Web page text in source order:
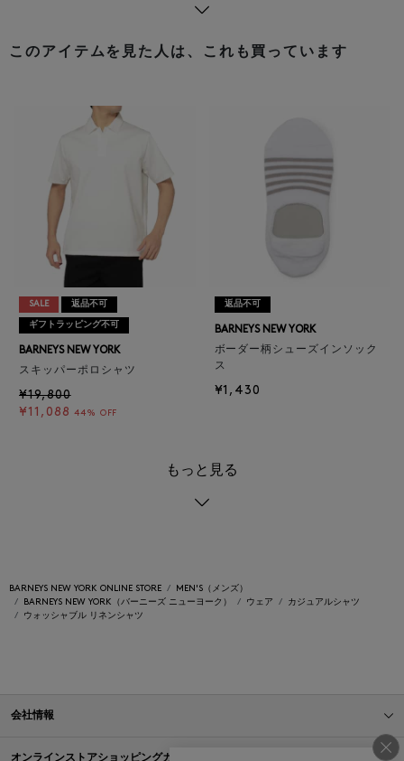
このアイテムを見た人は、これも買っています
SALE 返品不可
ギフトラッピング不可
BARNEYS NEW YORK
スキッパーポロシャツ
¥19,800
¥11,088 44% OFF
返品不可
BARNEYS NEW YORK
ボーダー柄シューズインソック
ス
¥1,430
もっと見る
BARNEYS NEW YORK ONLINE STORE
MEN'S（メンズ）
BARNEYS NEW YORK（バーニーズ ニューヨーク）
ウェア
カジュアルシャツ
ウォッシャブル リネンシャツ
会社情報
オンラインストアショッピングガイド